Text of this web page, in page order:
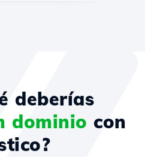
deberías
dominio con